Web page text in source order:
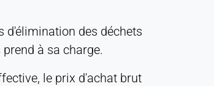
d'élimination des déchets
à sa charge.
le prix d'achat brut